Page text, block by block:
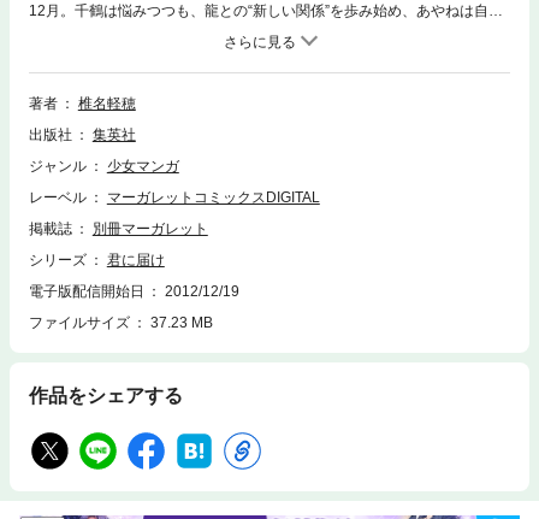
12月。千鶴は悩みつつも、龍との“新しい関係”を歩み始め、あやねは自分
にアプローチしてくるケントに戸惑う。風早と付き合い始めてから初めて
のクリスマスが近づく中、風早が何か悩んでいるらしいと聞いた爽子は…
著者
椎名軽穂
出版社
集英社
ジャンル
少女マンガ
レーベル
マーガレットコミックスDIGITAL
掲載誌
別冊マーガレット
シリーズ
君に届け
電子版配信開始日
2012/12/19
ファイルサイズ
37.23 MB
作品をシェアする